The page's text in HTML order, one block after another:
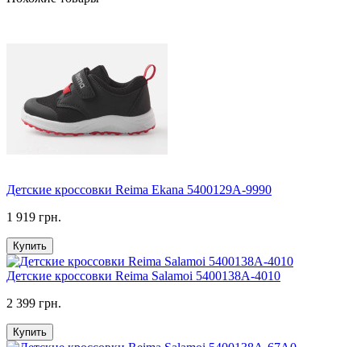
Детские кроссовки Reima Ekana 5400129A-9990
1 919 грн.
Купить
Детские кроссовки Reima Salamoi 5400138A-4010
2 399 грн.
Купить